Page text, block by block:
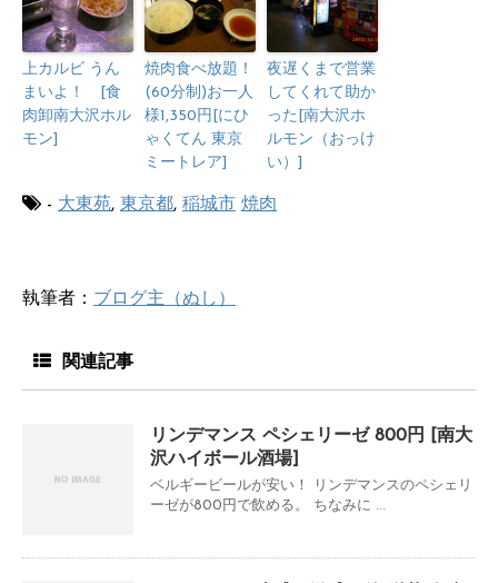
上カルビ うん
まいよ！ [食
肉卸南大沢ホル
モン]
焼肉食べ放題！
(60分制)お一人
様1,350円[にひ
ゃくてん 東京
ミートレア]
夜遅くまで営業
してくれて助か
った[南大沢ホ
ルモン（おっけ
い）]
- 大東苑, 東京都, 稲城市 焼肉
執筆者： ブログ主（ぬし）
関連記事
リンデマンス ペシェリーゼ 800円 [南大
沢ハイボール酒場]
ベルギービールが安い！ リンデマンスのペシェリ
ーゼが800円で飲める。 ちなみに ...